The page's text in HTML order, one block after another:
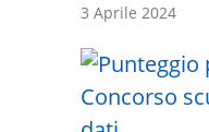
3 Aprile 2024